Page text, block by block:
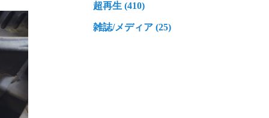
超再生 (410)
雑誌/メディア (25)